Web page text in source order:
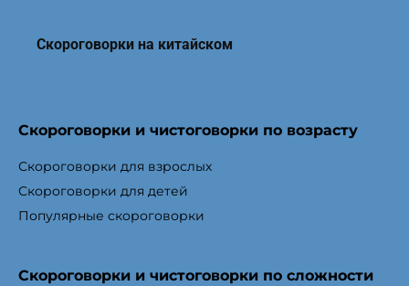
Скороговорки на китайском
Скороговорки и чистоговорки по возрасту
Скороговорки для взрослых
Скороговорки для детей
Популярные скороговорки
Скороговорки и чистоговорки по сложности